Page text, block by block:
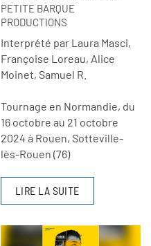
PETITE BARQUE
PRODUCTIONS
Interprété par Laura Masci,
Françoise Loreau, Alice
Moinet, Samuel R.
Tournage en Normandie, du
16 octobre au 21 octobre
2024 à Rouen, Sotteville-
lès-Rouen (76)
LIRE LA SUITE